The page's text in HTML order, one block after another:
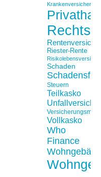
Krankenversicherung
Riester-Rente
Schaden
Steuern
Teilkasko
Vollkasko
Who
Finance